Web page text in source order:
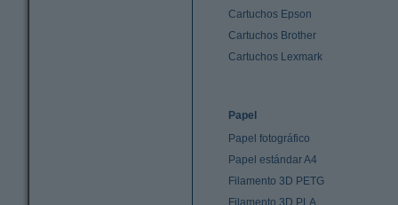
Cartuchos Epson
Cartuchos Brother
Cartuchos Lexmark
Papel
Papel fotográfico
Papel estándar A4
Filamento 3D PETG
Filamento 3D PLA